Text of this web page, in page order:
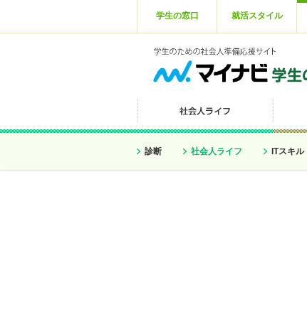
学生の窓口 就活スタイル
診断 社会人ライフ ITスキル